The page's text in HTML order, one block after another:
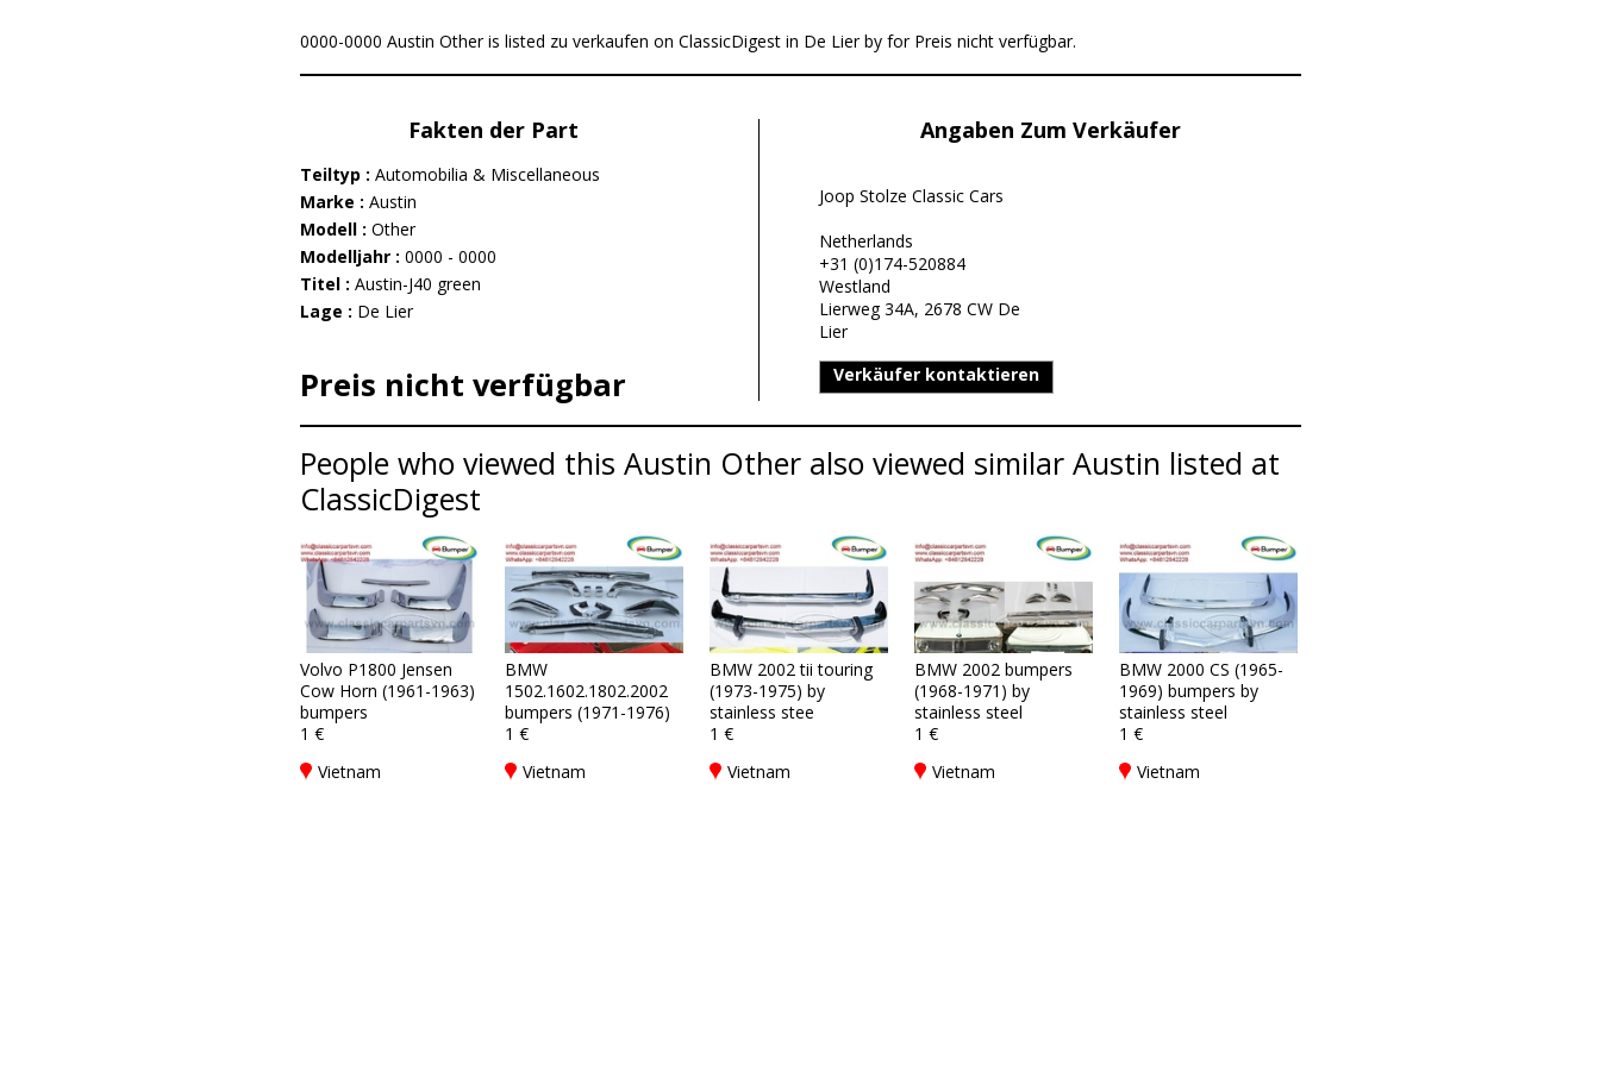
0000-0000 Austin Other is listed zu verkaufen on ClassicDigest in De Lier by for Preis nicht verfügbar.
Fakten der Part
Teiltyp : Automobilia & Miscellaneous
Marke : Austin
Modell : Other
Modelljahr : 0000 - 0000
Titel : Austin-J40 green
Lage : De Lier
Preis nicht verfügbar
Angaben Zum Verkäufer
Joop Stolze Classic Cars
Netherlands
+31 (0)174-520884
Westland
Lierweg 34A, 2678 CW De
Lier
Verkäufer kontaktieren
People who viewed this Austin Other also viewed similar Austin listed at
ClassicDigest
Volvo P1800 Jensen
Cow Horn (1961-1963)
bumpers
1 €
Vietnam
BMW
1502.1602.1802.2002
bumpers (1971-1976)
1 €
Vietnam
BMW 2002 tii touring
(1973-1975) by
stainless stee
1 €
Vietnam
BMW 2002 bumpers
(1968-1971) by
stainless steel
1 €
Vietnam
BMW 2000 CS (1965-
1969) bumpers by
stainless steel
1 €
Vietnam